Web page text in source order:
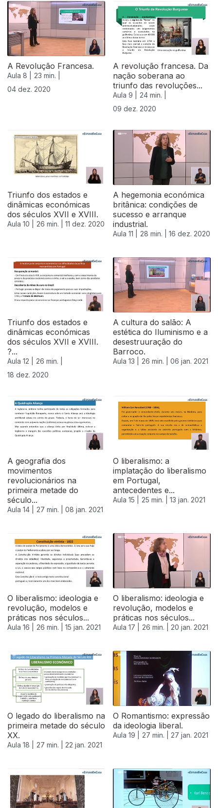
A Revolução Francesa.
Aula 8 |
23 min. |
04 dez. 2020
A revolução francesa. Da
nação soberana ao
triunfo das revoluções...
Aula 9 |
24 min. |
09 dez. 2020
Triunfo dos estados e
dinâmicas económicas
dos séculos XVII e XVIII.
Aula 10 | 26 min. | 11 dez. 2020
A hegemonia económica
britânica: condições de
sucesso e arranque
industrial.
Aula 11 | 28 min. | 16 dez. 2020
512079
Triunfo dos estados e
dinâmicas económicas
dos séculos XVII e XVIII.
?...
Aula 12 |
26 min. |
18 dez. 2020
A cultura do salão: A
estética do Iluminismo e a
desestruuração do
Barroco.
Aula 13 | 26 min. | 06 jan. 2021
A geografia dos
movimentos
revolucionários na
primeira metade do
século...
Aula 14 | 27 min. | 08 jan. 2021
O liberalismo: a
implatação do liberalismo
em Portugal,
antecedentes e...
Aula 15 | 25 min. | 13 jan. 2021
O liberalismo: ideologia e
revolução, modelos e
práticas nos séculos...
Aula 16 | 26 min. | 15 jan. 2021
O liberalismo: ideologia e
revolução, modelos e
práticas nos séculos...
Aula 17 | 26 min. | 20 jan. 2021
O legado do liberalismo na
primeira metade do século
XX.
Aula 18 | 27 min. | 22 jan. 2021
O Romantismo: expressão
da ideologia liberal.
Aula 19 | 27 min. | 27 jan. 2021